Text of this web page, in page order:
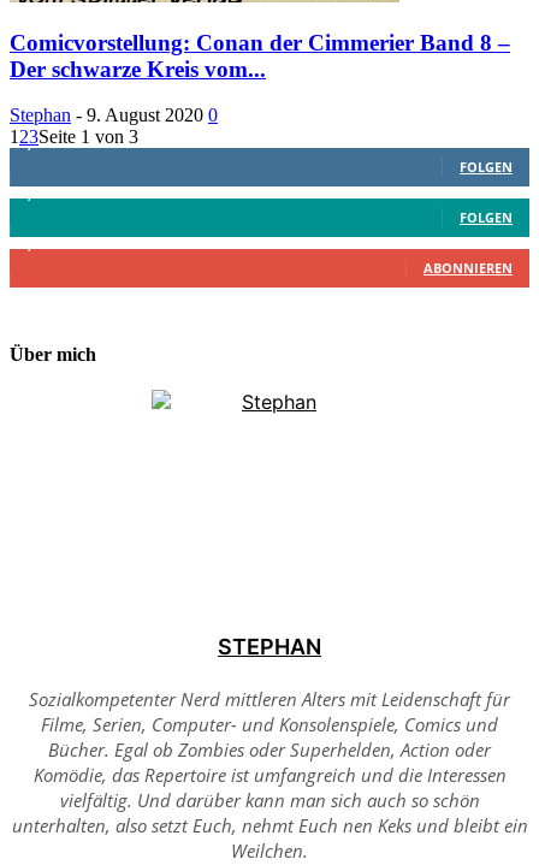
Comicvorstellung: Conan der Cimmerier Band 8 –
Der schwarze Kreis vom...
Stephan - 9. August 2020 0
1 23Seite 1 von 3
1,887 Follower
FOLGEN
FOLGEN
ABONNIEREN
Über mich
STEPHAN
Sozialkompetenter Nerd mittleren Alters mit Leidenschaft für
Filme, Serien, Computer- und Konsolenspiele, Comics und
Bücher. Egal ob Zombies oder Superhelden, Action oder
Komödie, das Repertoire ist umfangreich und die Interessen
vielfältig. Und darüber kann man sich auch so schön
unterhalten, also setzt Euch, nehmt Euch nen Keks und bleibt ein
Weilchen.